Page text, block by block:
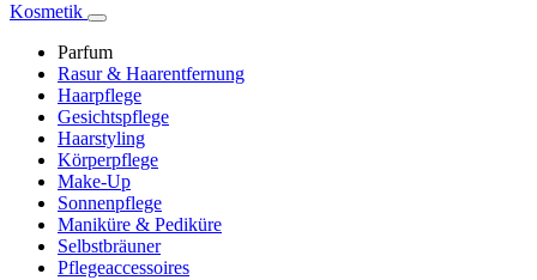
Kosmetik
Parfum
Rasur & Haarentfernung
Haarpflege
Gesichtspflege
Haarstyling
Körperpflege
Make-Up
Sonnenpflege
Maniküre & Pediküre
Selbstbräuner
Pflegeaccessoires